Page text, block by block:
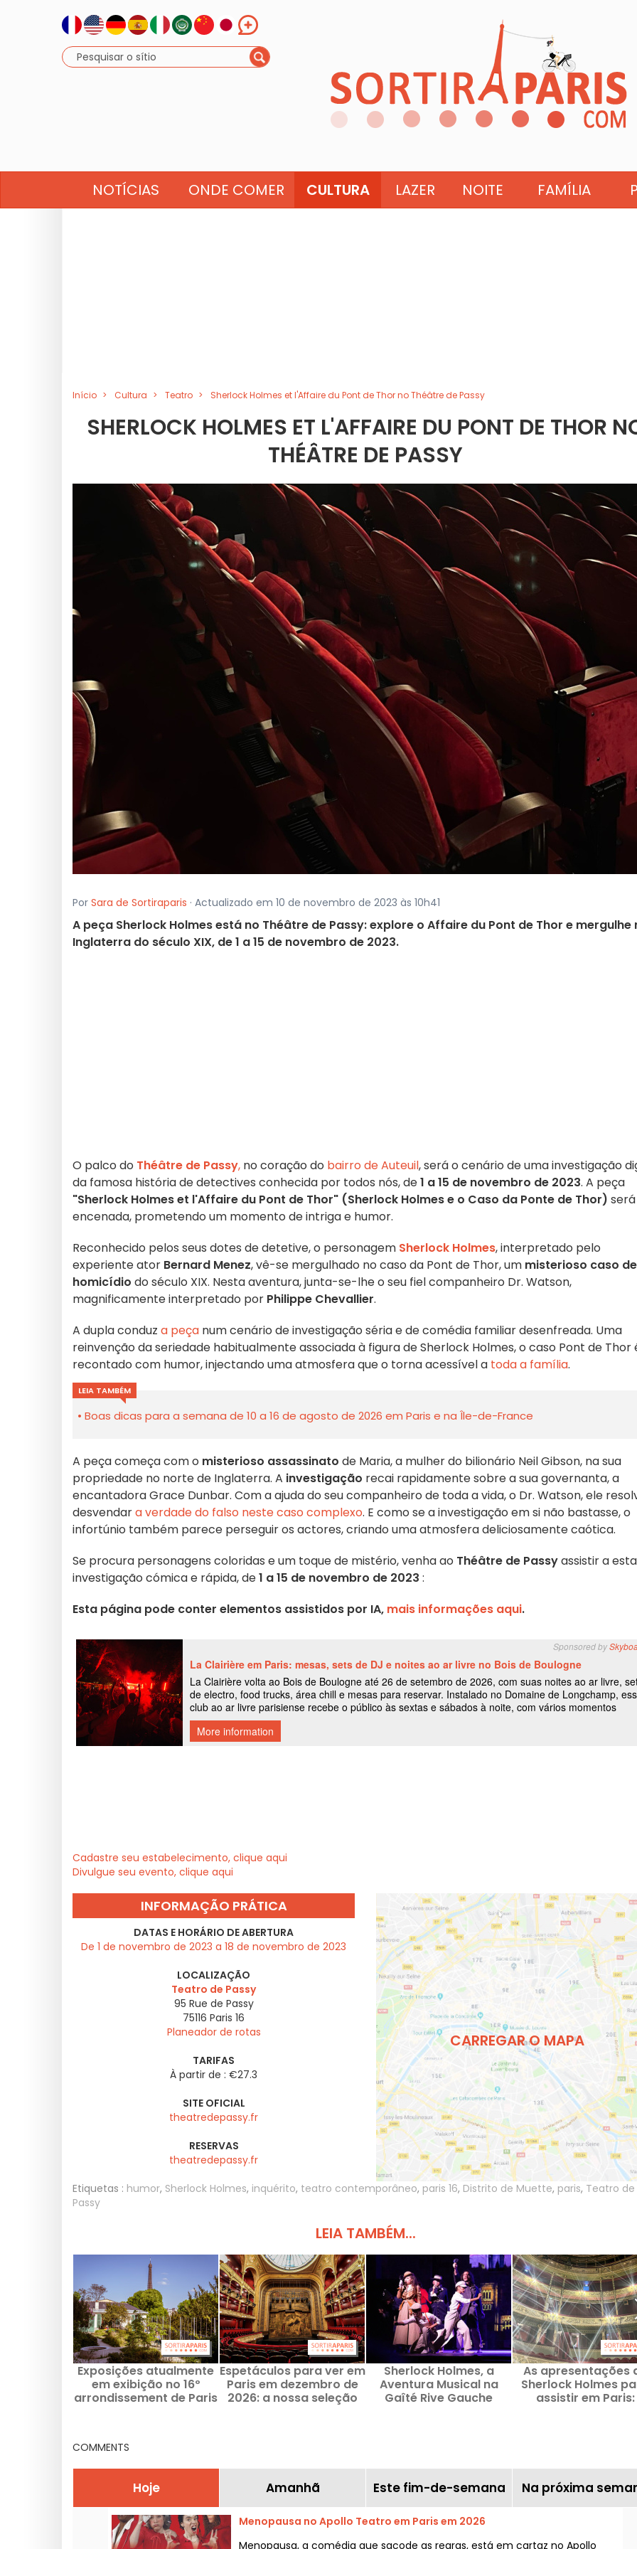
NOTÍCIAS ONDE COMER CULTURA LAZER NOITE FAMÍLIA
Início Cultura Teatro Sherlock Holmes et l'Affaire du Pont de Thor no Théâtre de Passy
SHERLOCK HOLMES ET L'AFFAIRE DU PONT DE THOR
THÉÂTRE DE PASSY
Por Sara de Sortiraparis · Actualizado em 10 de novembro de 2023 às 10h41
A peça Sherlock Holmes está no Théâtre de Passy: explore o Affaire du Pont de Thor e mergulhe
Inglaterra do século XIX, de 1 a 15 de novembro de 2023.
O palco do Théâtre de Passy, no coração do bairro de Auteuil, será o cenário de uma investigação
da famosa história de detectives conhecida por todos nós, de1 a 15 de novembro de 2023. A peça
"Sherlock Holmes et l'Affaire du Pont de Thor" (Sherlock Holmes e o Caso da Ponte de Thor)
encenada, prometendo um momento de intriga e humor.
Reconhecido pelos seus dotes de detetive, o personagem Sherlock Holmes, interpretado pelo
experiente ator Bernard Menez, vê-se mergulhado no caso da Pont de Thor, um misterioso caso de
homicídio do século XIX. Nesta aventura, junta-se-lhe o seu fiel companheiro Dr. Watson,
magnificamente interpretado por Philippe Chevallier.
A dupla conduz a peça num cenário de investigação séria e de comédia familiar desenfreada. Uma
reinvenção da seriedade habitualmente associada à figura de Sherlock Holmes, o caso Pont de Thor
recontado com humor, injectando uma atmosfera que o torna acessível a toda a família.
LEIA TAMBÉM
Boas dicas para a semana de 10 a 16 de agosto de 2026 em Paris e na Île-de-France
A peça começa com o misterioso assassinato de Maria, a mulher do bilionário Neil Gibson, na sua
propriedade no norte de Inglaterra. A investigação recai rapidamente sobre a sua governanta, a
encantadora Grace Dunbar. Com a ajuda do seu companheiro de toda a vida, o Dr. Watson, ele
desvendara verdade do falso neste caso complexo. E como se a investigação em si não bastasse, o
infortúnio também parece perseguir os actores, criando uma atmosfera deliciosamente caótica.
Se procura personagens coloridas e um toque de mistério, venha ao Théâtre de Passyassistir a esta
investigação cómica e rápida, de1 a 15 de novembro de 2023 :
Esta página pode conter elementos assistidos por IA, mais informações aqui.
Cadastre seu estabelecimento, clique aqui
Divulgue seu evento, clique aqui
INFORMAÇÃO PRÁTICA
DATAS E HORÁRIO DE ABERTURA
De 1 de novembro de 2023 a 18 de novembro de 2023
LOCALIZAÇÃO
Teatro de Passy
95 Rue de Passy
75116 Paris 16
Planeador de rotas
TARIFAS
À partir de : €27.3
SITE OFICIAL
theatredepassy.fr
RESERVAS
theatredepassy.fr
CARREGAR O MAPA
Etiquetas : humor, Sherlock Holmes, inquérito, teatro contemporâneo, paris 16, Distrito de Muette, paris, Teatro de
Passy
LEIA TAMBÉM...
Exposições atualmente
em exibição no 16º
arrondissement de Paris
Espetáculos para ver em
Paris em dezembro de
2026: a nossa seleção
Sherlock Holmes, a
Aventura Musical na
Gaîté Rive Gauche
As apresentações
Sherlock Holmes
assistir em Paris:
COMMENTS
Hoje Amanhã Este fim-de-semana Na próxima
Menopausa no Apollo Teatro em Paris em 2026
Menopausa, a comédia que sacode as regras, está em cartaz no Apollo